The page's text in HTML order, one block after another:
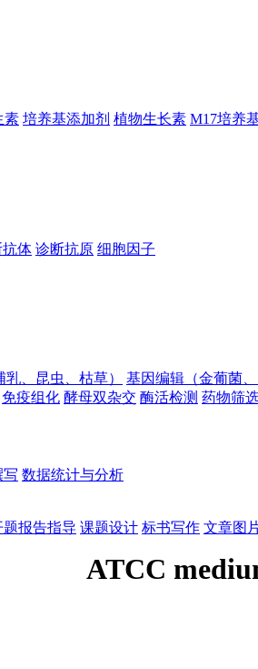
素 培养基添加剂 植物生长素 M17培养
体 诊断抗原 细胞因子
、昆虫、枯草） 基因编辑（金葡菌
免疫组化 酵母双杂交 酶活检测 药物筛
写 数据统计与分析
题报告指导 课题设计 标书写作 文章图
ATCC